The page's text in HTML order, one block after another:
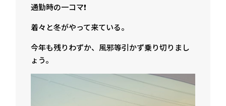
通勤時の一コマ❗️
着々と冬がやって来ている。
今年も残りわずか、風邪等引かず乗り切りまし
ょう。